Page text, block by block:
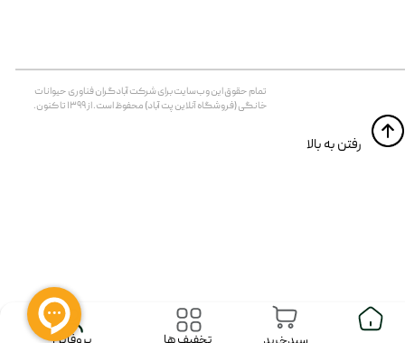
تمام حقوق اين وب‌سايت برای شرکت آبادگران فناوری حیوانات
خانگی (فروشگاه آنلاین پت آباد) محفوظ است. از ۱۳۹۹ تا کنون.
​​رفتن به بالا